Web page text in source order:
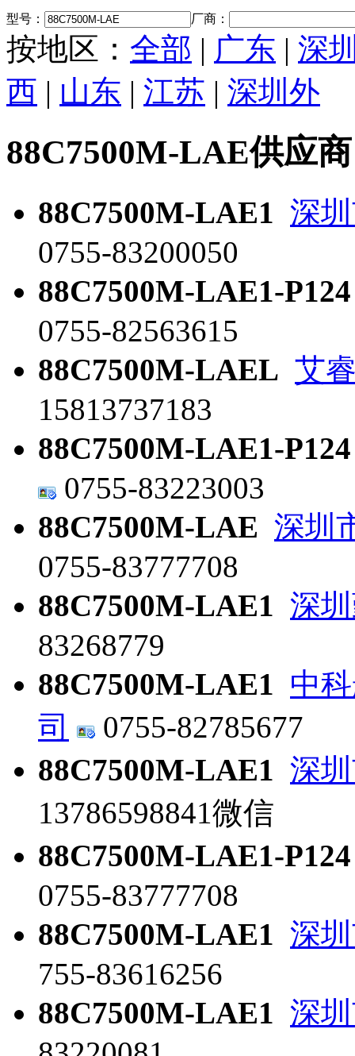
型号： 厂商：
按地区： 全部 | 广东 | 深
西 | 山东 | 江苏 | 深圳外
88C7500M-LAE供应商
88C7500M-LAE1 深
0755-83200050
88C7500M-LAE1-P124
0755-82563615
88C7500M-LAEL 艾
15813737183
88C7500M-LAE1-P124
0755-83223003
88C7500M-LAE 深圳
0755-83777708
88C7500M-LAE1 深
83268779
88C7500M-LAE1 中
司
0755-82785677
88C7500M-LAE1 深
13786598841微信
88C7500M-LAE1-P124
0755-83777708
88C7500M-LAE1 深
755-83616256
88C7500M-LAE1 深